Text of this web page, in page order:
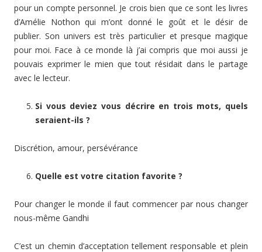
pour un compte personnel. Je crois bien que ce sont les livres
d’Amélie Nothon qui m’ont donné le goût et le désir de
publier. Son univers est très particulier et presque magique
pour moi. Face à ce monde là j’ai compris que moi aussi je
pouvais exprimer le mien que tout résidait dans le partage
avec le lecteur.
Si vous deviez vous décrire en trois mots, quels
seraient-ils ?
Discrétion, amour, persévérance
Quelle est votre citation favorite ?
Pour changer le monde il faut commencer par nous changer
nous-même Gandhi
C’est un chemin d’acceptation tellement responsable et plein